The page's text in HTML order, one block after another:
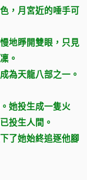
，月宮近的唾手可
地睜開雙眼，只見
。
為天龍八部之一。
她投生成一隻火
投生人間。
了她始終追逐他腳